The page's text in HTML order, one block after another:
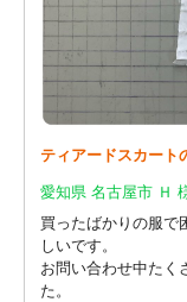
ティアードスカート
愛知県 名古屋市 Ｈ
買ったばかりの服で
しいです。
お問い合わせ中たく
た。